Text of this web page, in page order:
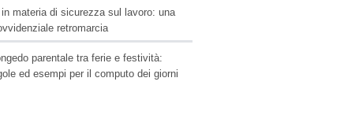
materia di sicurezza sul lavoro: una
retromarcia
parentale tra ferie e festività:
ed esempi per il computo dei giorni